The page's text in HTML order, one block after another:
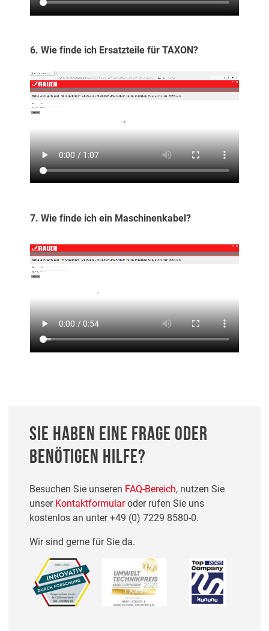
6. Wie finde ich Ersatzteile für TAXON?
7. Wie finde ich ein Maschinenkabel?
SIE HABEN EINE FRAGE ODER
BENÖTIGEN HILFE?
Besuchen Sie unseren FAQ-Bereich, nutzen Sie
unserKontaktformularoder rufen Sie uns
kostenlos an unter+49 (0) 7229 8580-0.
Wir sind gerne für Sie da.